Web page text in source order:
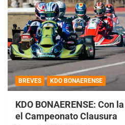
BREVES KDO BONAERENSE
KDO BONAERENSE: Con
el Campeonato Clausura